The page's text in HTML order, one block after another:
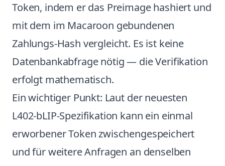
Token, indem er das Preimage hashiert und
mit dem im Macaroon gebundenen
Zahlungs-Hash vergleicht. Es ist keine
Datenbankabfrage nötig — die Verifikation
erfolgt mathematisch.
Ein wichtiger Punkt: Laut der neuesten
L402-bLIP-Spezifikation kann ein einmal
erworbener Token zwischengespeichert
und für weitere Anfragen an denselben